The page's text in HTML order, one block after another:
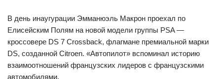
В день инаугурации Эмманюэль Макрон проехал по
Елисейским Полям на новой модели группы PSA —
кроссовере DS 7 Crossback, флагмане премиальной марки
DS, созданной Citroen. «Автопилот» вспоминал историю
взаимоотношений французских лидеров с французскими
автомобилями.